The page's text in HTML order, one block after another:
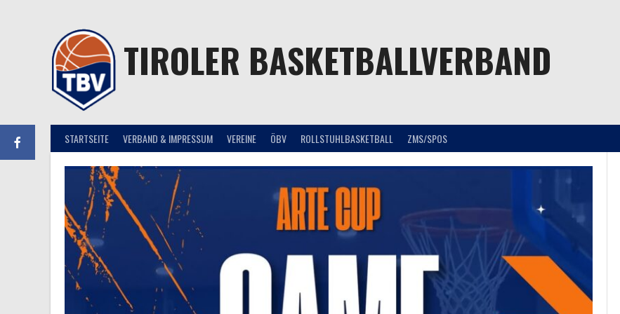
TIROLER BASKETBALLVERBAND
STARTSEITE VERBAND & IMPRESSUM VEREINE ÖBV ROLLSTUHLBASKETBALL ZMS/SPOS